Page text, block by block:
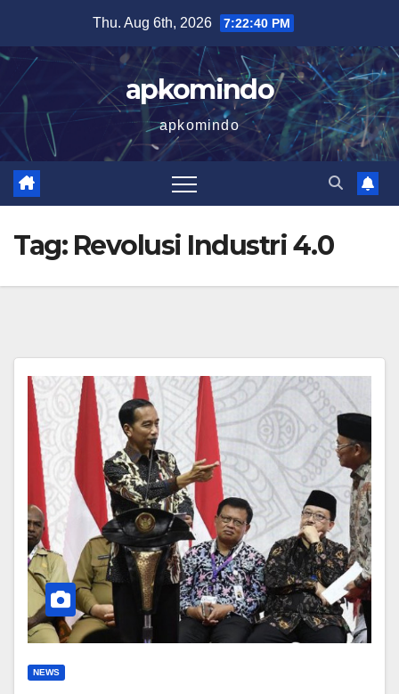
content
Thu. Aug 6th, 2026 7:22:40 PM
apkomindo
apkomindo
Tag: Revolusi Industri 4.0
NEWS